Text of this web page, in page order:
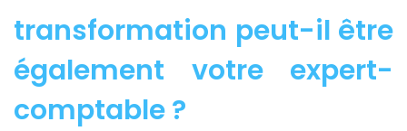
transformation peut-il être
également votre expert-
comptable ?